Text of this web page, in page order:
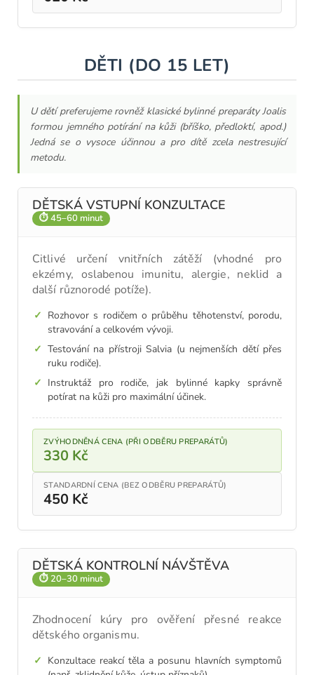
DĚTI (DO 15 LET)
U dětí preferujeme rovněž klasické bylinné preparáty Joalis
formou jemného potírání na kůži (bříško, předloktí, apod.)
Jedná se o vysoce účinnou a pro dítě zcela nestresující
metodu.
DĚTSKÁ VSTUPNÍ KONZULTACE
⏱ 45–60 minut
Citlivé určení vnitřních zátěží (vhodné pro
ekzémy, oslabenou imunitu, alergie, neklid a
další různorodé potíže).
Rozhovor s rodičem o průběhu těhotenství, porodu,
stravování a celkovém vývoji.
Testování na přístroji Salvia (u nejmenších dětí přes
ruku rodiče).
Instruktáž pro rodiče, jak bylinné kapky správně
potírat na kůži pro maximální účinek.
ZVÝHODNĚNÁ CENA (PŘI ODBĚRU PREPARÁTŮ)
330 Kč
STANDARDNÍ CENA (BEZ ODBĚRU PREPARÁTŮ)
450 Kč
DĚTSKÁ KONTROLNÍ NÁVŠTĚVA
⏱ 20–30 minut
Zhodnocení kúry pro ověření přesné reakce
dětského organismu.
Konzultace reakcí těla a posunu hlavních symptomů